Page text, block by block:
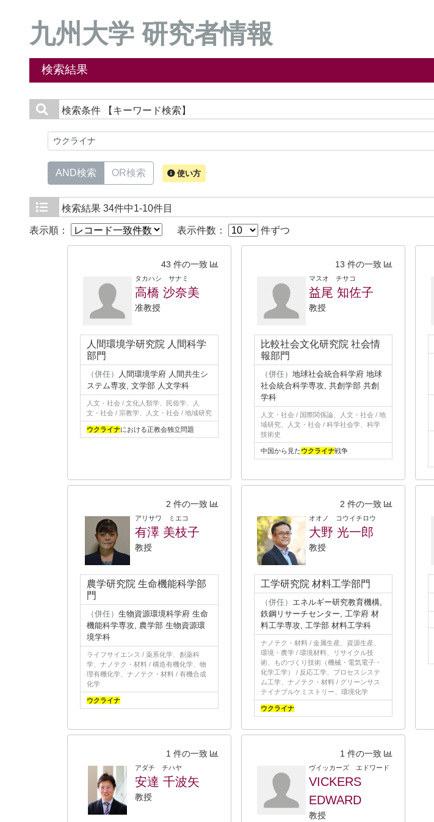
九州大学 研究者情報
検索結果
検索条件 【キーワード検索】
AND検索 OR検索 使い方
検索結果 34件中1-10件目
表示順： 表示件数： 件ずつ
43 件の一致
タカハシ サナミ
高橋 沙奈美
准教授
人間環境学研究院 人間科学
部門
（併任）
人間環境学府 人間共生シ
ステム専攻, 文学部 人文学科
人文・社会 / 文化人類学、民俗学、人
文・社会 / 宗教学、人文・社会 / 地域研究
ウクライナにおける正教会独立問題
13 件の一致
マスオ チサコ
益尾 知佐子
教授
比較社会文化研究院 社会情
報部門
（併任） 地球社会統合科学府 地球
社会統合科学専攻, 共創学部 共創
学科
人文・社会 / 国際関係論、人文・社会 / 地
域研究、人文・社会 / 科学社会学、科学
技術史
中国から見たウクライナ戦争
2 件の一致
アリサワ ミエコ
有澤 美枝子
教授
農学研究院 生命機能科学部
門
（併任） 生物資源環境科学府 生命
機能科学専攻, 農学部 生物資源環
境学科
ライフサイエンス / 薬系化学、創薬科
学、ナノテク・材料 / 構造有機化学、物
理有機化学、ナノテク・材料 / 有機合成
化学
ウクライナ
2 件の一致
オオノ コウイチロウ
大野 光一郎
教授
工学研究院 材料工学部門
（併任） エネルギー研究教育機構,
鉄鋼リサーチセンター, 工学府 材
料工学専攻, 工学部 材料工学科
ナノテク・材料 / 金属生産、資源生産、
環境・農学 / 環境材料、リサイクル技
術、ものづくり技術（機械・電気電子・
化学工学） / 反応工学、プロセスシステ
ム工学、ナノテク・材料 / グリーンサス
テイナブルケミストリー、環境化学
ウクライナ
1 件の一致
アダチ チハヤ
安達 千波矢
教授
1 件の一致
ヴイッカーズ エドワード
VICKERS
EDWARD
教授